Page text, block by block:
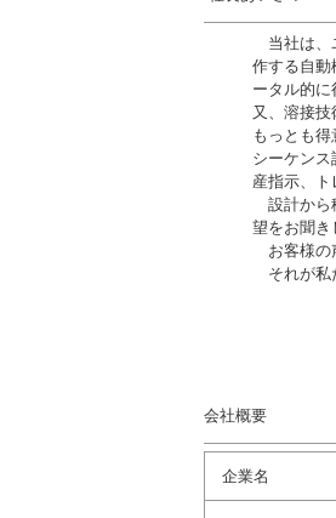
当社は、
作する自動
ータル的に
又、溶接技
もっとも得
シーケン
産指示、ト
設計から
望をお聞き
お客様の
それが私
会社概要
企業名